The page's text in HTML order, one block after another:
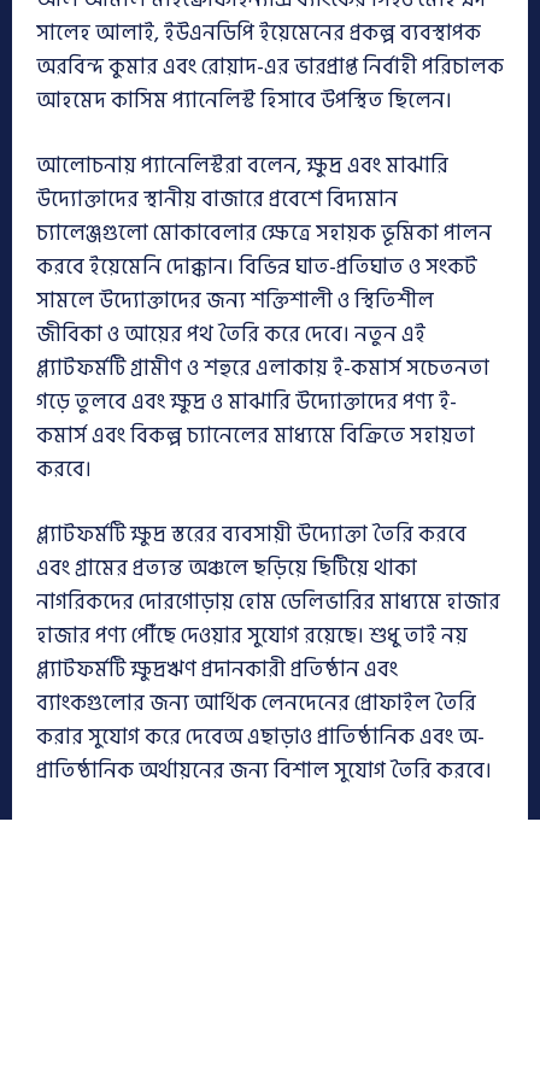
সালেহ আলাই, ইউএনডিপি ইয়েমেনের প্রকল্প ব্যবস্থাপক
অরবিন্দ কুমার এবং রোয়াদ-এর ভারপ্রাপ্ত নির্বাহী পরিচালক
আহমেদ কাসিম প্যানেলিস্ট হিসাবে উপস্থিত ছিলেন।
আলোচনায় প্যানেলিস্টরা বলেন, ক্ষুদ্র এবং মাঝারি
উদ্যোক্তাদের স্থানীয় বাজারে প্রবেশে বিদ্যমান
চ্যালেঞ্জগুলো মোকাবেলার ক্ষেত্রে সহায়ক ভূমিকা পালন
করবে ইয়েমেনি দোক্কান। বিভিন্ন ঘাত-প্রতিঘাত ও সংকট
সামলে উদ্যোক্তাদের জন্য শক্তিশালী ও স্থিতিশীল
জীবিকা ও আয়ের পথ তৈরি করে দেবে। নতুন এই
প্ল্যাটফর্মটি গ্রামীণ ও শহুরে এলাকায় ই-কমার্স সচেতনতা
গড়ে তুলবে এবং ক্ষুদ্র ও মাঝারি উদ্যোক্তাদের পণ্য ই-
কমার্স এবং বিকল্প চ্যানেলের মাধ্যমে বিক্রিতে সহায়তা
করবে।
প্ল্যাটফর্মটি ক্ষুদ্র স্তরের ব্যবসায়ী উদ্যোক্তা তৈরি করবে
এবং গ্রামের প্রত্যন্ত অঞ্চলে ছড়িয়ে ছিটিয়ে থাকা
নাগরিকদের দোরগোড়ায় হোম ডেলিভারির মাধ্যমে হাজার
হাজার পণ্য পৌঁছে দেওয়ার সুযোগ রয়েছে। শুধু তাই নয়
প্ল্যাটফর্মটি ক্ষুদ্রঋণ প্রদানকারী প্রতিষ্ঠান এবং
ব্যাংকগুলোর জন্য আর্থিক লেনদেনের প্রোফাইল তৈরি
করার সুযোগ করে দেবেঅ এছাড়াও প্রাতিষ্ঠানিক এবং অ-
প্রাতিষ্ঠানিক অর্থায়নের জন্য বিশাল সুযোগ তৈরি করবে।